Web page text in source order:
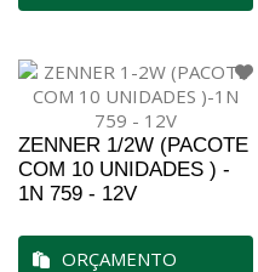
ZENNER 1/2W (PACOTE
COM 10 UNIDADES ) -
1N 759 - 12V
ORÇAMENTO